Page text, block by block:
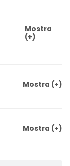
Mostra
(+)
Mostra (+)
Mostra (+)